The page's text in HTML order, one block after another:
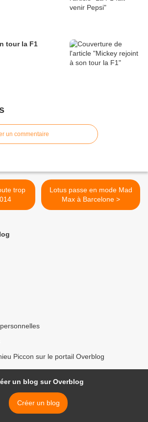
tour la F1
un commentaire
Lotus passe en mode Mad
Max à Barcelone >
Piccon sur le portail Overblog
un blog sur Overblog
Créer un blog